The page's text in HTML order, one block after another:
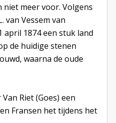
niet meer voor. Volgens
van Vessem van
april 1874 een stuk land
de huidige stenen
waarna de oude
Riet (Goes) een
Fransen het tijdens het